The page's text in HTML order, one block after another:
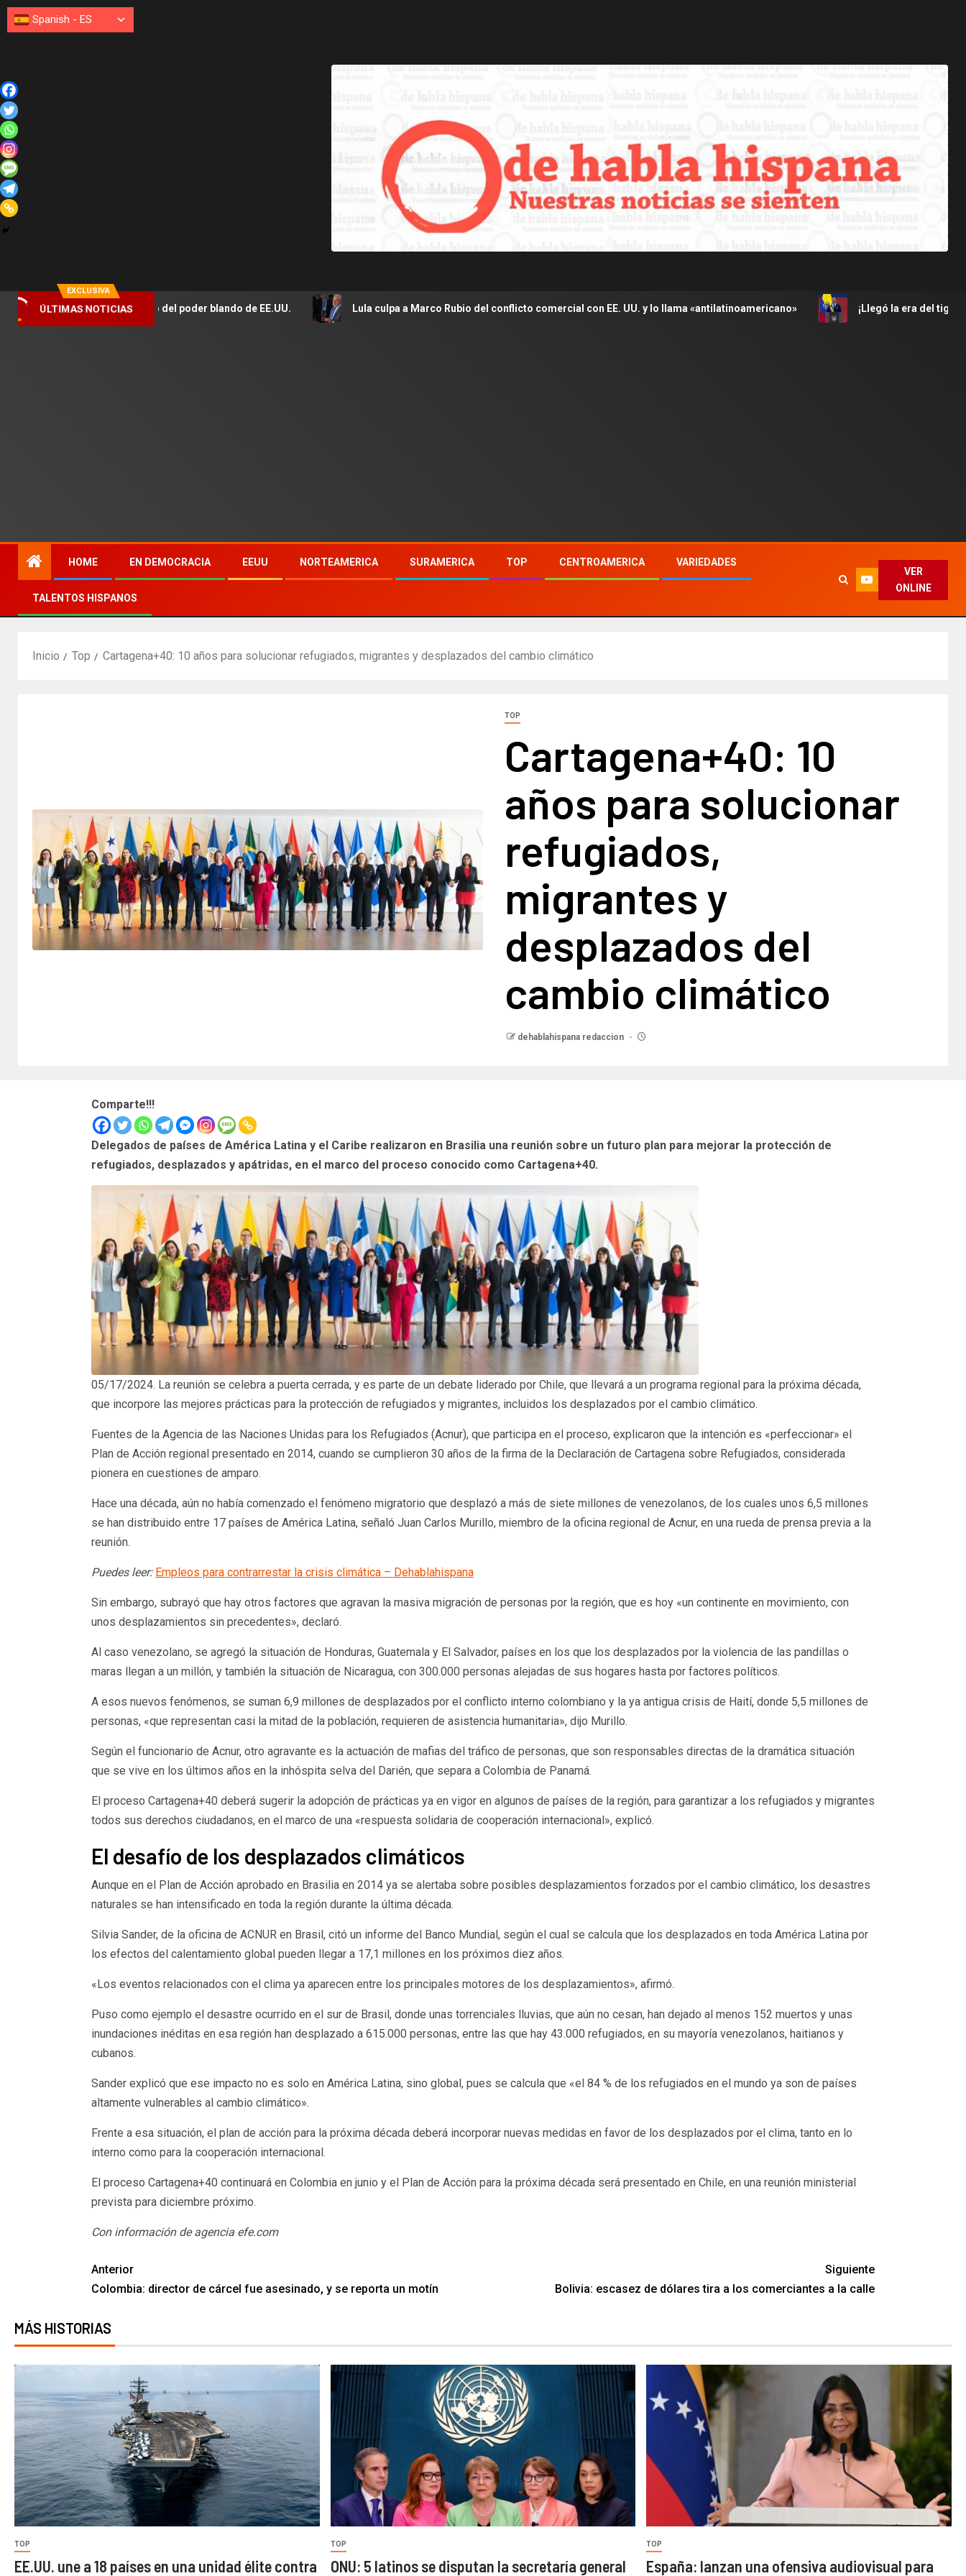
EXCLUSIVA
ÚLTIMAS NOTICIAS
expresa el uso del poder blando de EE.UU. Lula culpa a Marco Rubio del conflicto comercial con EE. UU. y lo llama «antilatinoamericano» ¡Llegó la era del tigre! Espriella
HOME EN DEMOCRACIA EEUU NORTEAMERICA SURAMERICA TOP CENTROAMERICA VARIEDADES
TALENTOS HISPANOS
VER
ONLINE
Inicio Top Cartagena+40: 10 años para solucionar refugiados, migrantes y desplazados del cambio climático
TOP
Cartagena+40: 10
años para solucionar
refugiados,
migrantes y
desplazados del
cambio climático
dehablahispana redaccion
Comparte!!!
Delegados de países de América Latina y el Caribe realizaron en Brasilia una reunión sobre un futuro plan para mejorar la protección de
refugiados, desplazados y apátridas, en el marco del proceso conocido como Cartagena+40.
05/17/2024. La reunión se celebra a puerta cerrada, y es parte de un debate liderado por Chile, que llevará a un programa regional para la próxima década,
que incorpore las mejores prácticas para la protección de refugiados y migrantes, incluidos los desplazados por el cambio climático.
Fuentes de la Agencia de las Naciones Unidas para los Refugiados (Acnur), que participa en el proceso, explicaron que la intención es «perfeccionar» el
Plan de Acción regional presentado en 2014, cuando se cumplieron 30 años de la firma de la Declaración de Cartagena sobre Refugiados, considerada
pionera en cuestiones de amparo.
Hace una década, aún no había comenzado el fenómeno migratorio que desplazó a más de siete millones de venezolanos, de los cuales unos 6,5 millones
se han distribuido entre 17 países de América Latina, señaló Juan Carlos Murillo, miembro de la oficina regional de Acnur, en una rueda de prensa previa a la
reunión.
Puedes leer: Empleos para contrarrestar la crisis climática – Dehablahispana
Sin embargo, subrayó que hay otros factores que agravan la masiva migración de personas por la región, que es hoy «un continente en movimiento, con
unos desplazamientos sin precedentes», declaró.
Al caso venezolano, se agregó la situación de Honduras, Guatemala y El Salvador, países en los que los desplazados por la violencia de las pandillas o
maras llegan a un millón, y también la situación de Nicaragua, con 300.000 personas alejadas de sus hogares hasta por factores políticos.
A esos nuevos fenómenos, se suman 6,9 millones de desplazados por el conflicto interno colombiano y la ya antigua crisis de Haití, donde 5,5 millones de
personas, «que representan casi la mitad de la población, requieren de asistencia humanitaria», dijo Murillo.
Según el funcionario de Acnur, otro agravante es la actuación de mafias del tráfico de personas, que son responsables directas de la dramática situación
que se vive en los últimos años en la inhóspita selva del Darién, que separa a Colombia de Panamá.
El proceso Cartagena+40 deberá sugerir la adopción de prácticas ya en vigor en algunos de países de la región, para garantizar a los refugiados y migrantes
todos sus derechos ciudadanos, en el marco de una «respuesta solidaria de cooperación internacional», explicó.
El desafío de los desplazados climáticos
Aunque en el Plan de Acción aprobado en Brasilia en 2014 ya se alertaba sobre posibles desplazamientos forzados por el cambio climático, los desastres
naturales se han intensificado en toda la región durante la última década.
Silvia Sander, de la oficina de ACNUR en Brasil, citó un informe del Banco Mundial, según el cual se calcula que los desplazados en toda América Latina por
los efectos del calentamiento global pueden llegar a 17,1 millones en los próximos diez años.
«Los eventos relacionados con el clima ya aparecen entre los principales motores de los desplazamientos», afirmó.
Puso como ejemplo el desastre ocurrido en el sur de Brasil, donde unas torrenciales lluvias, que aún no cesan, han dejado al menos 152 muertos y unas
inundaciones inéditas en esa región han desplazado a 615.000 personas, entre las que hay 43.000 refugiados, en su mayoría venezolanos, haitianos y
cubanos.
Sander explicó que ese impacto no es solo en América Latina, sino global, pues se calcula que «el 84 % de los refugiados en el mundo ya son de países
altamente vulnerables al cambio climático».
Frente a esa situación, el plan de acción para la próxima década deberá incorporar nuevas medidas en favor de los desplazados por el clima, tanto en lo
interno como para la cooperación internacional.
El proceso Cartagena+40 continuará en Colombia en junio y el Plan de Acción para la próxima década será presentado en Chile, en una reunión ministerial
prevista para diciembre próximo.
Con información de agencia efe.com
Anterior
Colombia: director de cárcel fue asesinado, y se reporta un motín
Siguiente
Bolivia: escasez de dólares tira a los comerciantes a la calle
MÁS HISTORIAS
TOP
EE.UU. une a 18 países en una unidad élite contra
TOP
ONU: 5 latinos se disputan la secretaría general
TOP
España: lanzan una ofensiva audiovisual para
Spanish - ES